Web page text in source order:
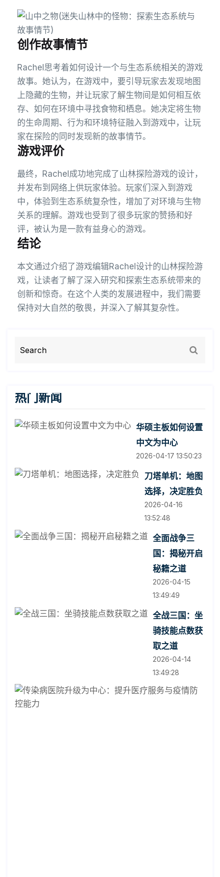
创作故事情节
Rachel思考着如何设计一个与生态系统相关的游戏
故事。她认为，在游戏中，要引导玩家去发现地图
上隐藏的生物，并让玩家了解生物间是如何相互依
存、如何在环境中寻找食物和栖息。她决定将生物
的生命周期、行为和环境特征融入到游戏中，让玩
家在探险的同时发现新的故事情节。
游戏评价
最终，Rachel成功地完成了山林探险游戏的设计，
并发布到网络上供玩家体验。玩家们深入到游戏
中，体验到生态系统复杂性，增加了对环境与生物
关系的理解。游戏也受到了很多玩家的赞扬和好
评，被认为是一款有益身心的游戏。
结论
本文通过介绍了游戏编辑Rachel设计的山林探险游
戏，让读者了解了深入研究和探索生态系统带来的
创新和惊奇。在这个人类的发展进程中，我们需要
保持对大自然的敬畏，并深入了解其复杂性。
热门新闻
华硕主板如何设置
中文为中心
2026-04-17 13:50:23
刀塔单机：地图
选择，决定胜负
2026-04-16
13:52:48
全面战争三
国：揭秘开启
秘籍之道
2026-04-15
13:49:49
全战三国：坐
骑技能点数获
取之道
2026-04-14
13:49:28